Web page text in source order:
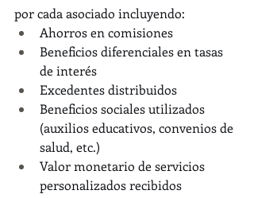
por cada asociado incluyendo:
Ahorros en comisiones
Beneficios diferenciales en tasas
de interés
Excedentes distribuidos
Beneficios sociales utilizados
(auxilios educativos, convenios de
salud, etc.)
Valor monetario de servicios
personalizados recibidos